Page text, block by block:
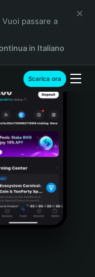
Vuoi passare a
in Italiano
Scarica ora